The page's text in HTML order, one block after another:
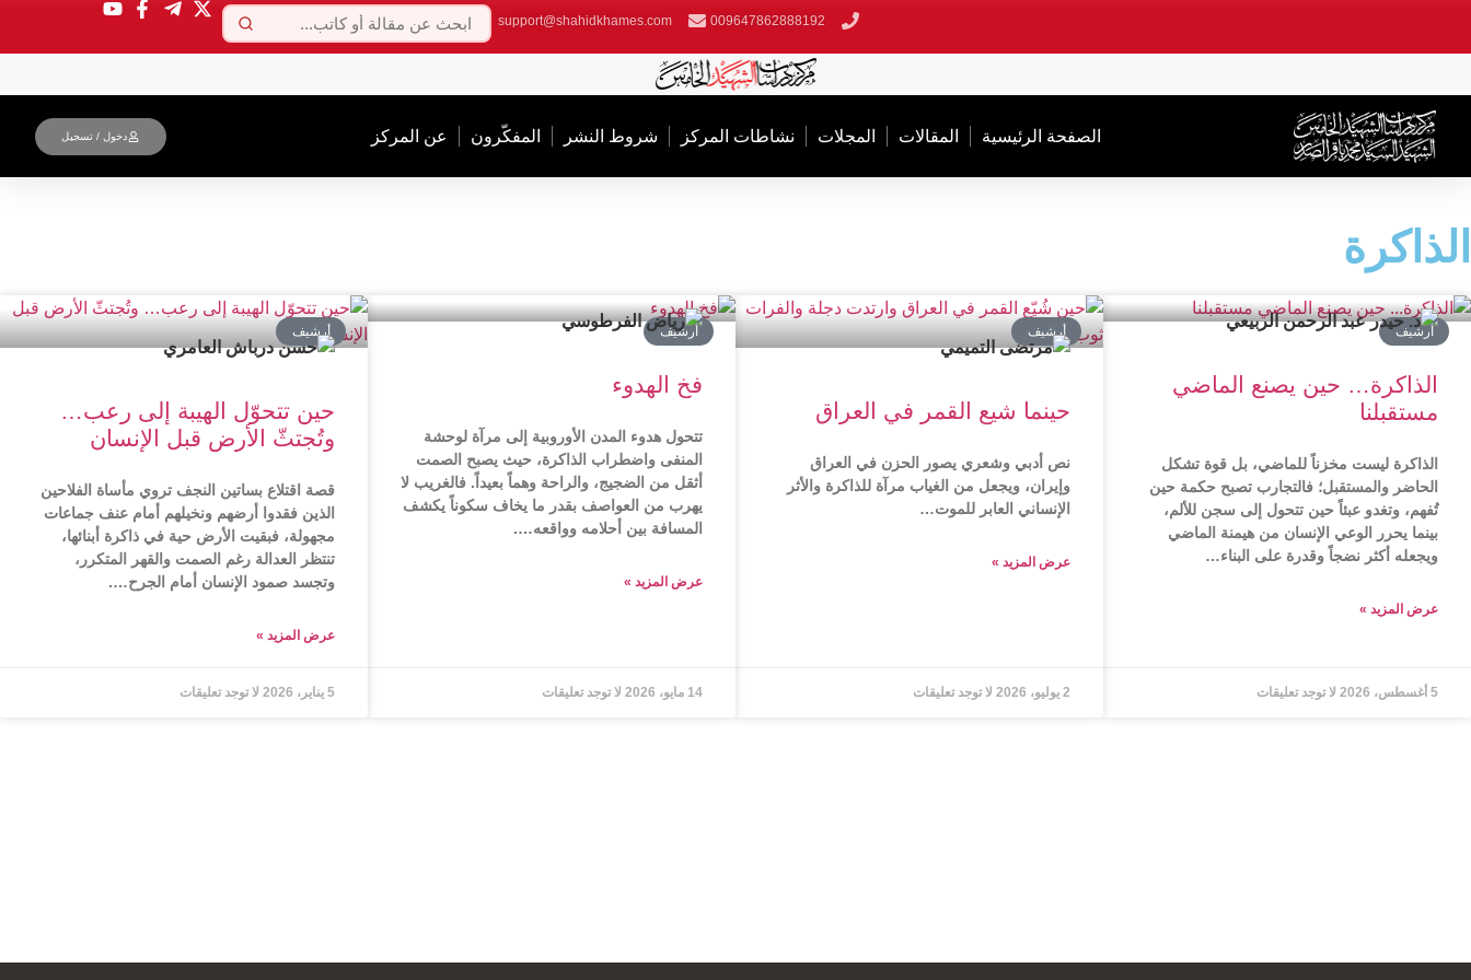
009647862888192
support@shahidkhames.com
الصفحة الرئیسیة المقالات المجلات نشاطات المركز شروط النشر المفکّرون عن المركز دخول / تسجیل
الذاكرة
أرشیف
الذاكرة… حين يصنع الماضي
مستقبلنا
الذاكرة ليست مخزناً للماضي، بل قوة تشكل
الحاضر والمستقبل؛ فالتجارب تصبح حكمة حين
تُفهم، وتغدو عبئاً حين تتحول إلى سجن للألم،
بينما يحرر الوعي الإنسان من هيمنة الماضي
ويجعله أكثر نضجاً وقدرة على البناء…
عرض المزید »
5 أغسطس، 2026 لا توجد تعليقات
أرشیف
حینما شيع القمر في العراق
نص أدبي وشعري يصور الحزن في العراق
وإيران، ويجعل من الغياب مرآة للذاكرة والأثر
الإنساني العابر للموت…
عرض المزید »
2 يوليو، 2026 لا توجد تعليقات
أرشیف
فخ الهدوء
تتحول هدوء المدن الأوروبية إلى مرآة لوحشة
المنفى واضطراب الذاكرة، حيث يصبح الصمت
أثقل من الضجيج، والراحة وهماً بعيداً. فالغريب لا
يهرب من العواصف بقدر ما يخاف سكوناً يكشف
المسافة بين أحلامه وواقعه….
عرض المزید »
14 مايو، 2026 لا توجد تعليقات
أرشیف
حين تتحوّل الهيبة إلى رعب…
وتُجتثّ الأرض قبل الإنسان
قصة اقتلاع بساتين النجف تروي مأساة الفلاحين
الذين فقدوا أرضهم ونخيلهم أمام عنف جماعات
مجهولة، فبقيت الأرض حية في ذاكرة أبنائها،
تنتظر العدالة رغم الصمت والقهر المتكرر،
وتجسد صمود الإنسان أمام الجرح….
عرض المزید »
5 يناير، 2026 لا توجد تعليقات